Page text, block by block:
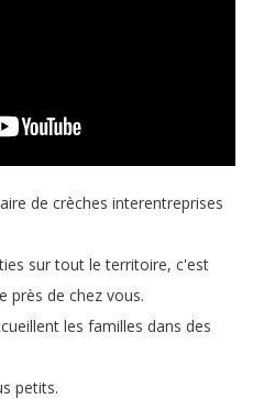
de crèches interentreprises
sur tout le territoire, c'est
près de chez vous.
les familles dans des
petits.